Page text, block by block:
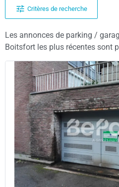
Critères de recherche
Les annonces de parking /
Boitsfort les plus récentes sont